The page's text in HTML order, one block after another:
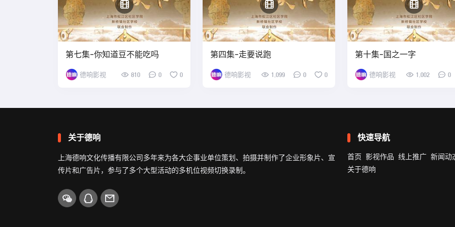
第七集-你知道豆不能吃吗
德响影视 810 0 0
第四集-走要说跑
德响影视 1,099 0 0
第十集-国之一字
德响影视 1,002 0
关于德响
上海德响文化传播有限公司多年来为各大企事业单位策划、拍摄并制作了企业形象片、宣
传片和广告片，参与了多个大型活动的多机位视频切换录制。
快速导航
首页 影视作品 线上推广 新闻动
关于德响